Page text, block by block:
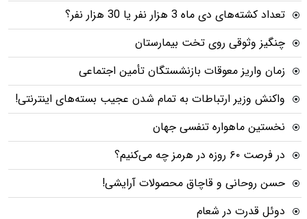
تعداد کشته‌های دی ماه 3 هزار نفر یا 30 هزار نفر؟
چنگیز وثوقی روی تخت بیمارستان
زمان واریز معوقات بازنشستگان تأمین اجتماعی
واکنش وزیر ارتباطات به تمام شدن عجیب بسته‌های اینترنتی!
نخستین ماهواره تنفسی جهان
در فرصت ۶۰ روزه در هرمز چه می‌کنیم؟
حسن روحانی و قاچاق محصولات آرایشی!
دوئل قدرت در شعام